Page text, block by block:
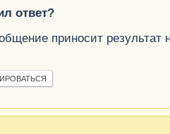
ответ?
приносит результат